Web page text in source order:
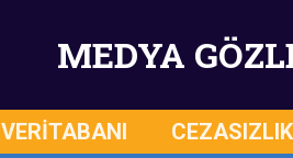
MEDYA
VERİTABANI CEZASIZLIK